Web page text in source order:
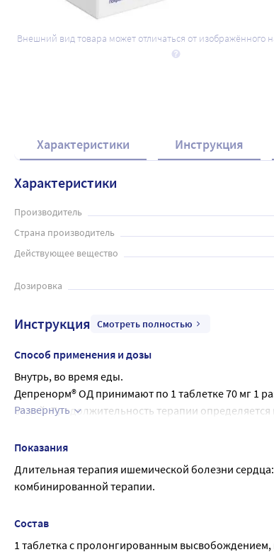
Внешний вид товара может отличаться от изображённого
Характеристики Инструкция
Характеристики
Производитель
Страна производитель
Действующее вещество
Дозировка
Инструкция Смотреть полностью
Способ применения и дозы
Внутрь, во время еды.
Депренорм® ОД принимают по 1 таблетке 70 мг 1
водой. Продолжительность терапии определяется
препарата Депренорм ®ОД следует прекратить.
Максимальная суточная доза триметазидина
Применение в особых клинических группах
У пациентов с почечной недостаточностью
противопоказано, так как рекомендованная
Депренорм ОД отсутствует риска для
Развернуть
Показания
Длительная терапия ишемической болезни
комбинированной терапии.
Состав
1 таблетка с пролонгированным